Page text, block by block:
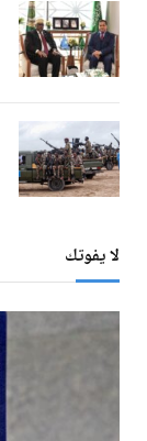
لا يفوتك